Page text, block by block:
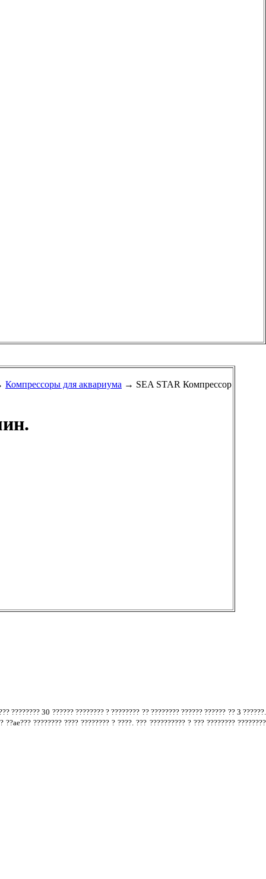
Компрессоры для аквариума → SEA STAR Компрессор
???????? 30 ?????? ???????? ? ???????? ?? ???????? ?????? ?????? ?? 3 ??????.
???????? ???? ???????? ? ????. ??? ?????????? ? ??? ???????? ????????